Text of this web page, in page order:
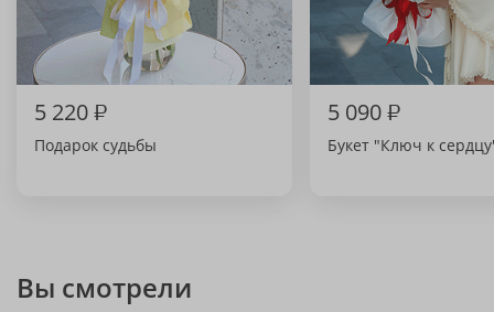
5 220₽
Подарок судьбы
5 090₽
Букет "Ключ к
Вы смотрели